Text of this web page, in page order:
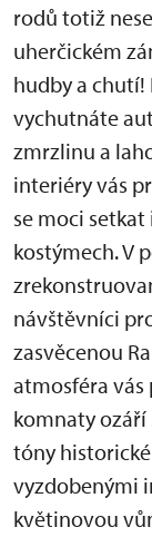
rodů totiž
uherčickém
hudby a chutí!
vychutnáte
zmrzlinu a
interiéry vás
se moci
kostýmech. V
návštěvníci
zasvěcenou
atmosféra vás
komnaty ozáří
tóny
vyzdobenými
květinovou